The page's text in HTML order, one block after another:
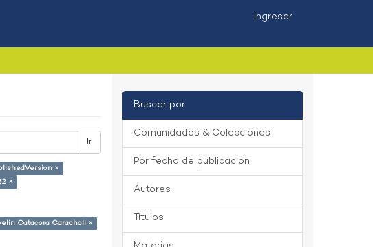
Ingresar
Ir
×
×
Catacora Caracholi ×
Buscar por
Comunidades & Colecciones
Por fecha de publicación
Autores
Títulos